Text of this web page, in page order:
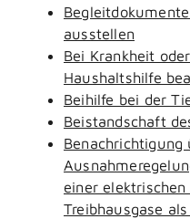
ausstellen
Bei Krankheit
Haushaltshilfe
Beihilfe bei der
Beistandschaft
einer
Treibhausgase